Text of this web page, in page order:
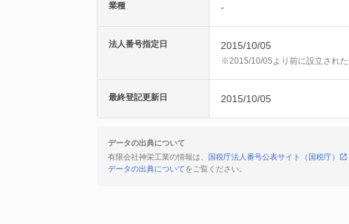
業種 -
法人番号指定日 2015/10/05
※2015/10/05より前に設立された
最終登記更新日 2015/10/05
データの出典について
有限会社神栄工業の情報は、
国税庁法人番号公表サイト（国税庁）
データの出典についてをご覧ください。